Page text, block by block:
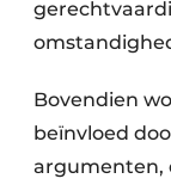
Bovendien
beïnvloed
argumenten,